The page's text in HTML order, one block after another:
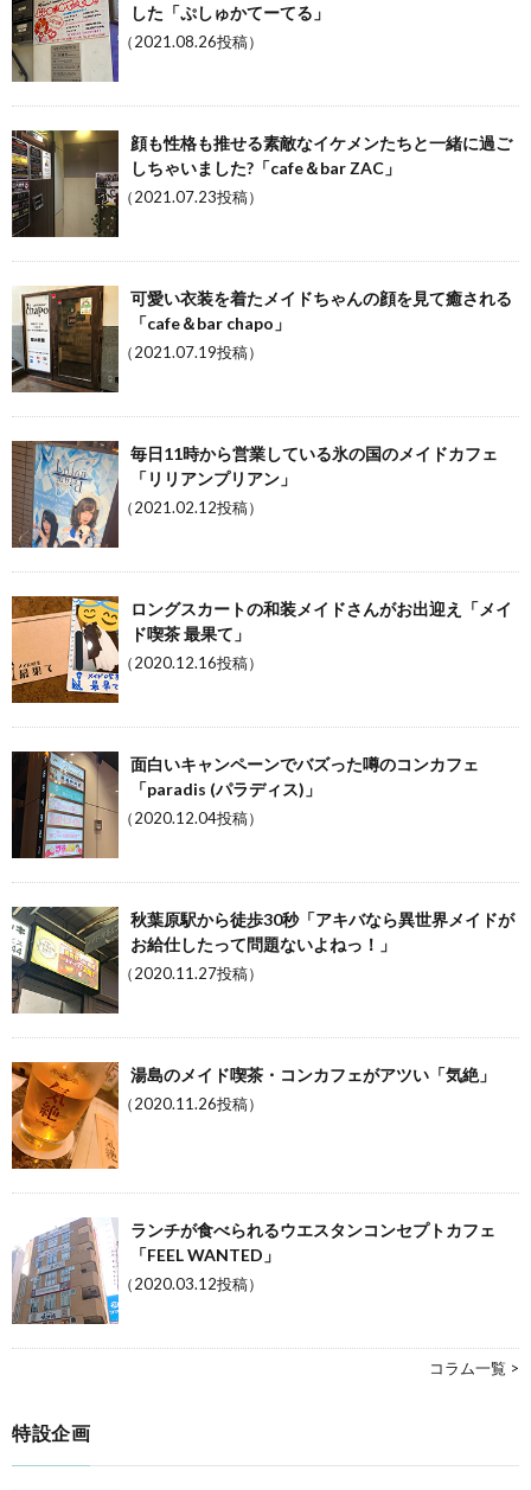
した「ぷしゅかてーてる」
（2021.08.26投稿）
顔も性格も推せる素敵なイケメンたちと一緒に過ご
しちゃいました?「cafe＆bar ZAC」
（2021.07.23投稿）
可愛い衣装を着たメイドちゃんの顔を見て癒される
「cafe＆bar chapo」
（2021.07.19投稿）
毎日11時から営業している氷の国のメイドカフェ
「リリアンプリアン」
（2021.02.12投稿）
ロングスカートの和装メイドさんがお出迎え「メイ
ド喫茶 最果て」
（2020.12.16投稿）
面白いキャンペーンでバズった噂のコンカフェ
「paradis (パラディス)」
（2020.12.04投稿）
秋葉原駅から徒歩30秒「アキバなら異世界メイドが
お給仕したって問題ないよねっ！」
（2020.11.27投稿）
湯島のメイド喫茶・コンカフェがアツい「気絶」
（2020.11.26投稿）
ランチが食べられるウエスタンコンセプトカフェ
「FEEL WANTED」
（2020.03.12投稿）
コラム一覧 >
特設企画